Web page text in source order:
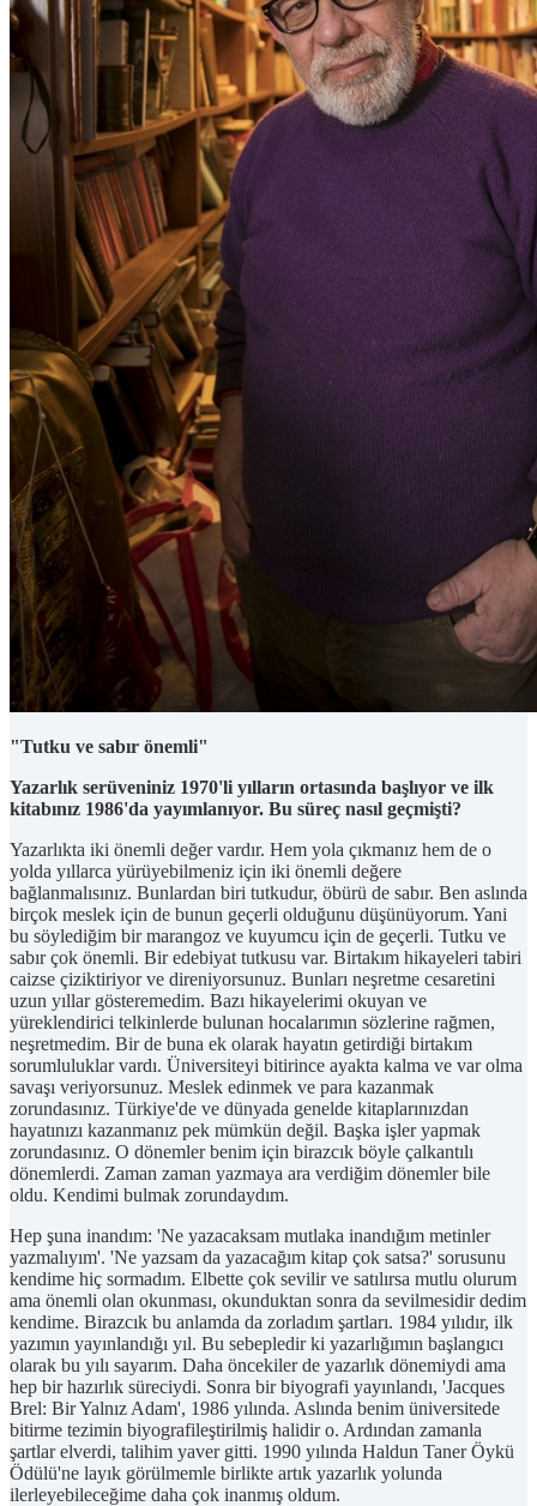
"Tutku ve sabır önemli"
Yazarlık serüveniniz 1970'li yılların ortasında başlıyor ve ilk
kitabınız 1986'da yayımlanıyor. Bu süreç nasıl geçmişti?
Yazarlıkta iki önemli değer vardır. Hem yola çıkmanız hem de o
yolda yıllarca yürüyebilmeniz için iki önemli değere
bağlanmalısınız. Bunlardan biri tutkudur, öbürü de sabır. Ben aslında
birçok meslek için de bunun geçerli olduğunu düşünüyorum. Yani
bu söylediğim bir marangoz ve kuyumcu için de geçerli. Tutku ve
sabır çok önemli. Bir edebiyat tutkusu var. Birtakım hikayeleri tabiri
caizse çiziktiriyor ve direniyorsunuz. Bunları neşretme cesaretini
uzun yıllar gösteremedim. Bazı hikayelerimi okuyan ve
yüreklendirici telkinlerde bulunan hocalarımın sözlerine rağmen,
neşretmedim. Bir de buna ek olarak hayatın getirdiği birtakım
sorumluluklar vardı. Üniversiteyi bitirince ayakta kalma ve var olma
savaşı veriyorsunuz. Meslek edinmek ve para kazanmak
zorundasınız. Türkiye'de ve dünyada genelde kitaplarınızdan
hayatınızı kazanmanız pek mümkün değil. Başka işler yapmak
zorundasınız. O dönemler benim için birazcık böyle çalkantılı
dönemlerdi. Zaman zaman yazmaya ara verdiğim dönemler bile
oldu. Kendimi bulmak zorundaydım.
Hep şuna inandım: 'Ne yazacaksam mutlaka inandığım metinler
yazmalıyım'. 'Ne yazsam da yazacağım kitap çok satsa?' sorusunu
kendime hiç sormadım. Elbette çok sevilir ve satılırsa mutlu olurum
ama önemli olan okunması, okunduktan sonra da sevilmesidir dedim
kendime. Birazcık bu anlamda da zorladım şartları. 1984 yılıdır, ilk
yazımın yayınlandığı yıl. Bu sebepledir ki yazarlığımın başlangıcı
olarak bu yılı sayarım. Daha öncekiler de yazarlık dönemiydi ama
hep bir hazırlık süreciydi. Sonra bir biyografi yayınlandı, 'Jacques
Brel: Bir Yalnız Adam', 1986 yılında. Aslında benim üniversitede
bitirme tezimin biyografileştirilmiş halidir o. Ardından zamanla
şartlar elverdi, talihim yaver gitti. 1990 yılında Haldun Taner Öykü
Ödülü'ne layık görülmemle birlikte artık yazarlık yolunda
ilerleyebileceğime daha çok inanmış oldum.